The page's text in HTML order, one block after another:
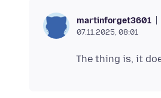
martinforget3601
07.11.2025, 08:01